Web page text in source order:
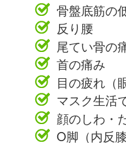
骨盤底筋の
反り腰
尾てい骨の
首の痛み
目の疲れ（
マスク生活
顔のしわ・
O脚（内反膝